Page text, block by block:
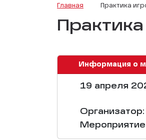
Главная Практика
Информация о
19 апреля
Мероприятие